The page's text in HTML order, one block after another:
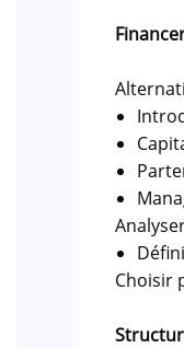
Choisir